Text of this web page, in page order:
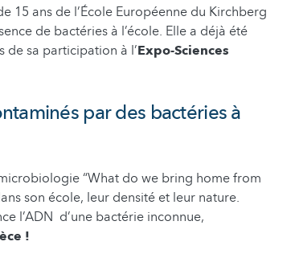
15 ans de l’École Européenne du Kirchberg
de bactéries à l’école. Elle a déjà été
sa participation à l’Expo-Sciences
par des bactéries à
“What do we bring home from
son école, leur densité et leur nature.
l’ADN d’une bactérie inconnue,
!